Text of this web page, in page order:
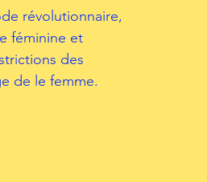
révolutionnaire,
féminine et
des
de le femme.